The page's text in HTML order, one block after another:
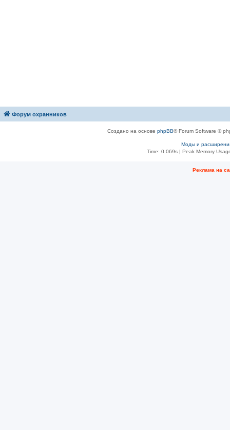
Форум охранников
Создано на основе phpBB® Forum Software ©
Моды и
Time: 0.069s| Peak Memory
Рeклама на